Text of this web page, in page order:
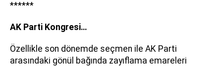
******
AK Parti Kongresi…
Özellikle son dönemde seçmen ile AK Parti
arasındaki gönül bağında zayıflama emareleri